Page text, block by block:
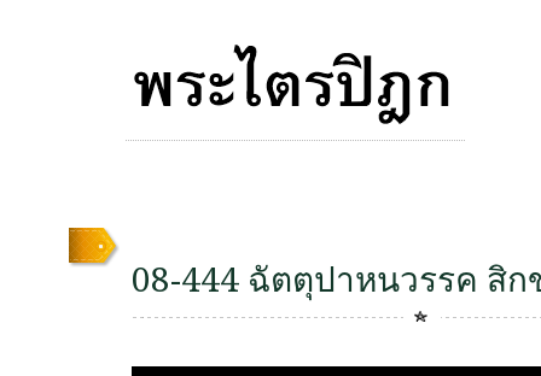
08-444 ฉัตตุปาหนวรรค สิก